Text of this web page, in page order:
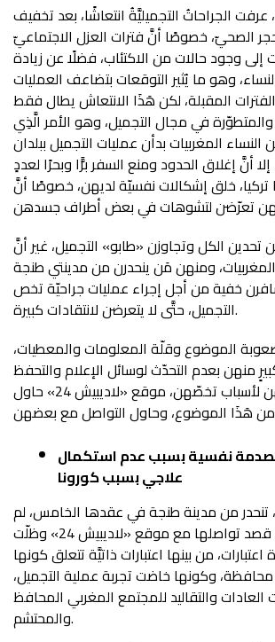
عرفت الجراحاتُ التجميليَّةُ انتعاشًا، بعد تخفيف
الصحيّ، خصوصًا أنَّ فترات العزل الاجتماعيّ
إلى وجود حالات من الاكتئاب، فضلًا عن زيادة
وهو ما يُثير التوقعات بتضاعف العمليات
المقبلة، لكن هَذَا الانتعاش يطال فقط
والمتطوّرة في مجال التجميل، وهو الأمر الَّذِي
المغربيات بدأن عمليات التجميل ببلدان
إلا أنَّ إغلاق الحدود ومنع السفر برًّا وبحرًا لعددٍ
تركيا، خلق إشكالات نفسيّة لديهن، خصوصًا أنَّ
الكل وتجاوزن «طابو» التجميل، غير أنَّ
ومنهن مَن ينحدرن من مدينتي طنجة
خفية من أجل إجراء عمليات جراحيّة تخص
التجميل، حتَّى لا يتعرضن لانتقادات كبيرة.
الموضوع وقلّة المعلومات والمعطيات،
منهن بعدم التحدّث لوسائل الإعلام والتحفظ
عن إبراز أسمائهن لأسباب تخصّهن، موقع «لاديبيش 24» حاول
نفسية بسبب عدم استكمال
علاجي بسبب كورونا
تنحدر من مدينة طنجة في عقدها الخامس، لم
تتحمّس كثيرًا قصد تواصلها مع موقع «لاديبيش 24» وظلّت
اعتبارات، من بينها اعتبارات ذاتيَّة تتعلق كونها
محافظة، وكونها خاضت تجربة عملية التجميل،
والتقاليد للمجتمع المغربي المحافظ
والمحتشم.